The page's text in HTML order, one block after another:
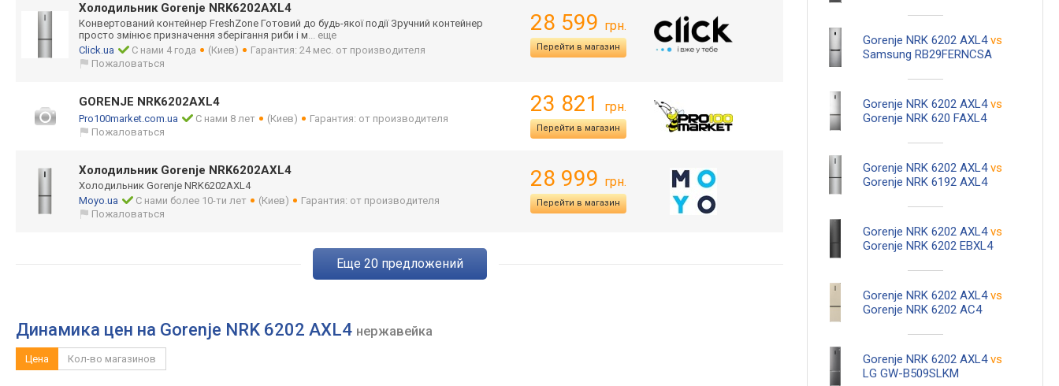
Холодильник Gorenje NRK6202AXL4
Конвертований контейнер FreshZone Готовий до будь-якої події Зручний контейнер
просто змінює призначення зберігання риби і м... еще
Click.ua
С нами 4 года (Киев)
Гарантия: 24 мес. от производителя
Пожаловаться
28 599 грн.
Перейти в магазин
GORENJE NRK6202AXL4
Pro100market.com.ua С нами 8 лет (Киев)
Гарантия: от производителя
Пожаловаться
23 821 грн.
Перейти в магазин
Холодильник Gorenje NRK6202AXL4
Холодильник Gorenje NRK6202AXL4
Moyo.ua
С нами более 10-ти лет (Киев)
Гарантия: от производителя
Пожаловаться
28 999 грн.
Перейти в магазин
eще 20предложений
Динамика цен на Gorenje NRK 6202 AXL4 нержавейка
Цена Кол-во магазинов
Gorenje NRK 6202 AXL4 vs
Samsung RB29FERNCSA
Gorenje NRK 6202 AXL4 vs
Gorenje NRK 620 FAXL4
Gorenje NRK 6202 AXL4 vs
Gorenje NRK 6192 AXL4
Gorenje NRK 6202 AXL4 vs
Gorenje NRK 6202 EBXL4
Gorenje NRK 6202 AXL4 vs
Gorenje NRK 6202 AC4
Gorenje NRK 6202 AXL4 vs
LG GW-B509SLKM